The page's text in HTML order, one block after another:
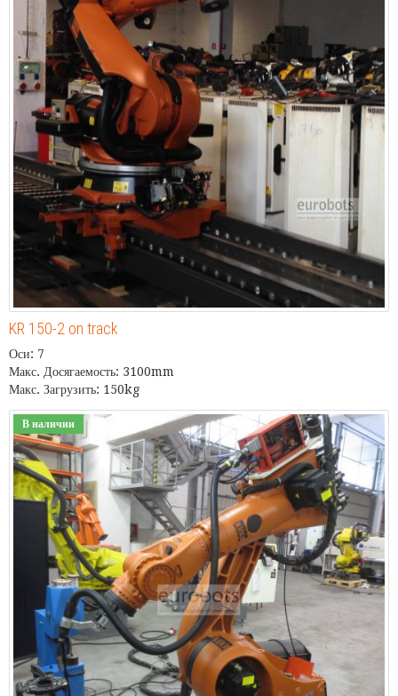
KR 150-2 on track
Оси: 7
Макс. Досягаемость: 3100mm
Макс. Загрузить: 150kg
В наличии